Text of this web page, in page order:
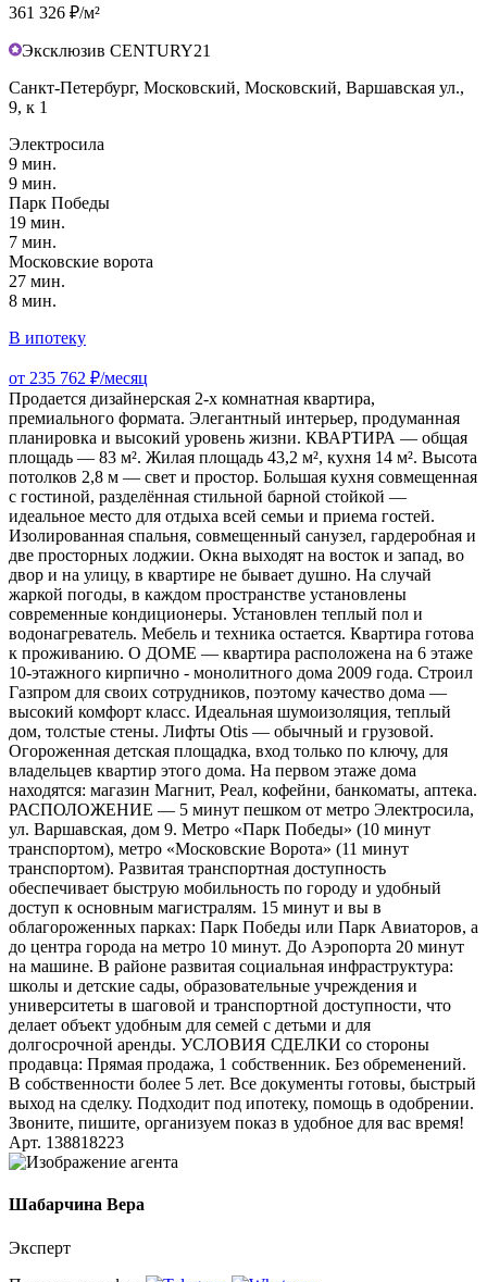
361 326 ₽/м²
Эксклюзив CENTURY21
Санкт-Петербург, Московский, Московский, Варшавская ул.,
9, к 1
Электросила
9 мин.
9 мин.
Парк Победы
19 мин.
7 мин.
Московские ворота
27 мин.
8 мин.
В ипотеку
от 235 762 ₽/месяц
Продается дизайнерская 2-х комнатная квартира,
премиального формата. Элегантный интерьер, продуманная
планировка и высокий уровень жизни. КВАРТИРА — общая
площадь — 83 м². Жилая площадь 43,2 м², кухня 14 м². Высота
потолков 2,8 м — свет и простор. Большая кухня совмещенная
с гостиной, разделённая стильной барной стойкой —
идеальное место для отдыха всей семьи и приема гостей.
Изолированная спальня, совмещенный санузел, гардеробная и
две просторных лоджии. Окна выходят на восток и запад, во
двор и на улицу, в квартире не бывает душно. На случай
жаркой погоды, в каждом пространстве установлены
современные кондиционеры. Установлен теплый пол и
водонагреватель. Мебель и техника остается. Квартира готова
к проживанию. О ДОМЕ — квартира расположена на 6 этаже
10‑этажного кирпично - монолитного дома 2009 года. Строил
Газпром для своих сотрудников, поэтому качество дома —
высокий комфорт класс. Идеальная шумоизоляция, теплый
дом, толстые стены. Лифты Otis — обычный и грузовой.
Огороженная детская площадка, вход только по ключу, для
владельцев квартир этого дома. На первом этаже дома
находятся: магазин Магнит, Реал, кофейни, банкоматы, аптека.
РАСПОЛОЖЕНИЕ — 5 минут пешком от метро Электросила,
ул. Варшавская, дом 9. Метро «Парк Победы» (10 минут
транспортом), метро «Московские Ворота» (11 минут
транспортом). Развитая транспортная доступность
обеспечивает быструю мобильность по городу и удобный
доступ к основным магистралям. 15 минут и вы в
облагороженных парках: Парк Победы или Парк Авиаторов, а
до центра города на метро 10 минут. До Аэропорта 20 минут
на машине. В районе развитая социальная инфраструктура:
школы и детские сады, образовательные учреждения и
университеты в шаговой и транспортной доступности, что
делает объект удобным для семей с детьми и для
долгосрочной аренды. УСЛОВИЯ СДЕЛКИ со стороны
продавца: Прямая продажа, 1 собственник. Без обременений.
В собственности более 5 лет. Все документы готовы, быстрый
выход на сделку. Подходит под ипотеку, помощь в одобрении.
Звоните, пишите, организуем показ в удобное для вас время!
Арт. 138818223
Шабарчина Вера
Эксперт